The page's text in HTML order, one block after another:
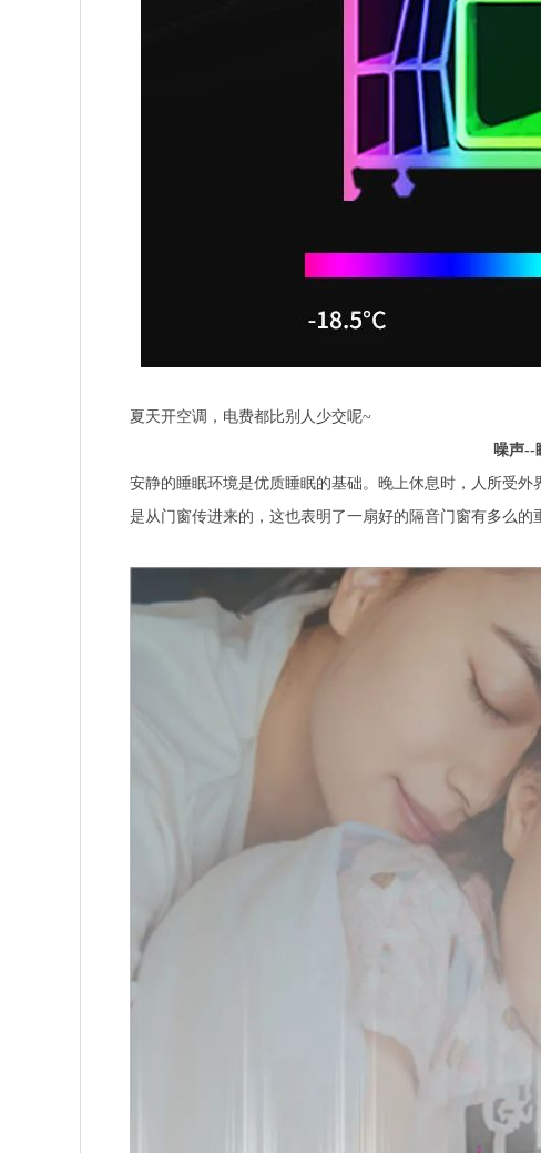
夏天开空调，电费都比别人少交呢~
噪声--
安静的睡眠环境是优质睡眠的基础。晚上休息时，人所受
是从门窗传进来的，这也表明了一扇好的隔音门窗有多么的